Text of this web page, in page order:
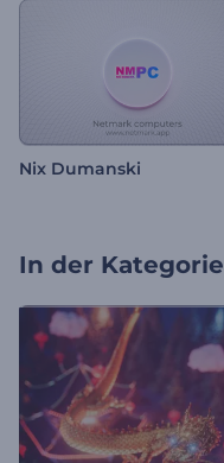
Nix Dumanski
In der Kategorie